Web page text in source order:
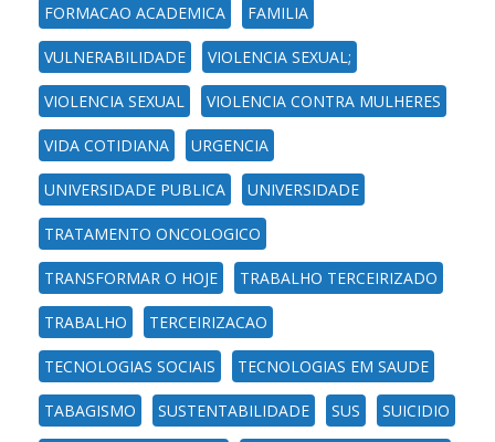
FORMACAO ACADEMICA FAMILIA
VULNERABILIDADE VIOLENCIA SEXUAL;
VIOLENCIA SEXUAL VIOLENCIA CONTRA MULHERES
VIDA COTIDIANA URGENCIA
UNIVERSIDADE PUBLICA UNIVERSIDADE
TRATAMENTO ONCOLOGICO
TRANSFORMAR O HOJE TRABALHO TERCEIRIZADO
TRABALHO TERCEIRIZACAO
TECNOLOGIAS SOCIAIS TECNOLOGIAS EM SAUDE
TABAGISMO SUSTENTABILIDADE SUS SUICIDIO